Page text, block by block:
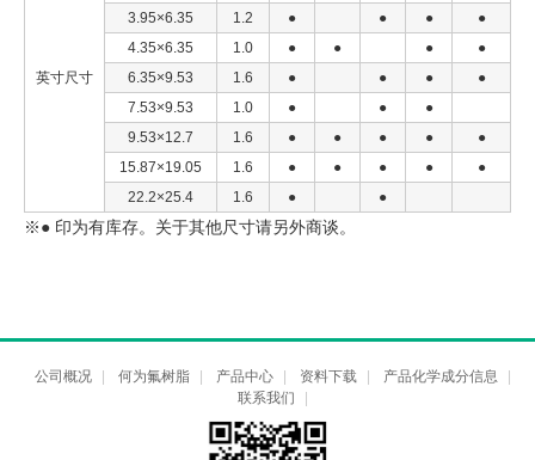
英寸尺寸
3.95×6.35
1.2 ● ● ●
●
4.35×6.35
1.0 ● ● ●
●
6.35×9.53
1.6 ● ● ●
●
7.53×9.53
1.0 ● ●
●
9.53×12.7
1.6 ● ● ● ●
●
15.87×19.05
1.6 ● ● ● ●
●
22.2×25.4
1.6 ● ●
※● 印为有库存。关于其他尺寸请另外商谈。
公司概况 何为氟树脂 产品中心 资料下载 产品化学成分信息
联系我们